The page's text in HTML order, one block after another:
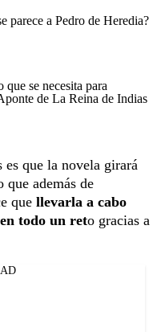
parece a Pedro de Heredia?
que se necesita para
de La Reina de Indias
que la novela girará
que además de
que llevarla a cabo
todo un reto gracias a